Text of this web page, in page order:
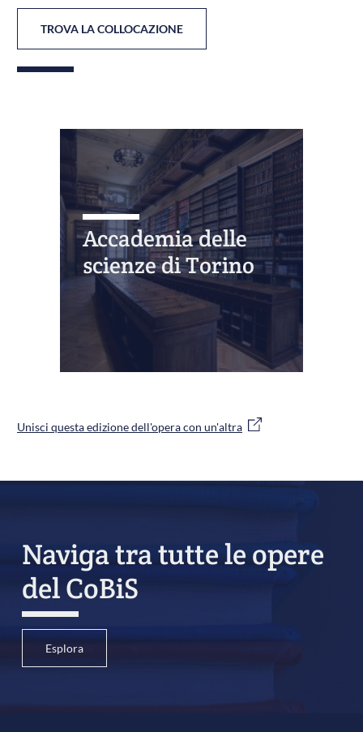
TROVA LA COLLOCAZIONE
Accademia delle
scienze di Torino
Unisci questa edizione dell'opera con un'altra
Naviga tra tutte le opere
del CoBiS
Esplora